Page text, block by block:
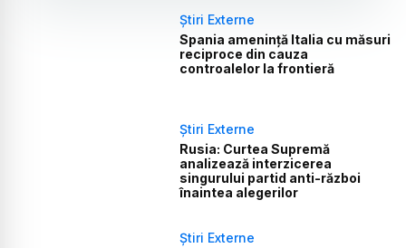
Știri Externe
Spania amenință Italia cu măsuri
reciproce din cauza
controalelor la frontieră
Știri Externe
Rusia: Curtea Supremă
analizează interzicerea
singurului partid anti-război
înaintea alegerilor
Știri Externe